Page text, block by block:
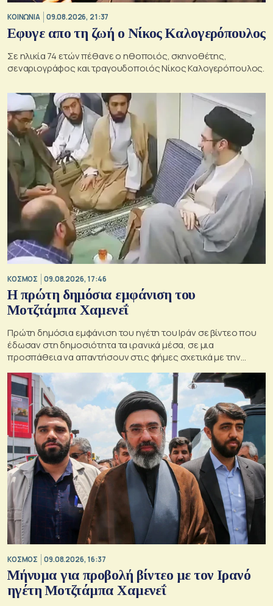
ΚΟΙΝΩΝΙΑ 09.08.2026, 21:37
Εφυγε απο τη ζωή ο Νίκος Καλογερόπουλος
Σε ηλικία 74 ετών πέθανε ο ηθοποιός, σκηνοθέτης,
σεναριογράφος και τραγουδοποιός Νίκος Καλογερόπουλος.
ΚΟΣΜΟΣ 09.08.2026, 17:46
Η πρώτη δημόσια εμφάνιση του
Μοτζτάμπα Χαμενεΐ
Πρώτη δημόσια εμφάνιση του ηγέτη του Ιράν σε βίντεο που
έδωσαν στη δημοσιότητα τα ιρανικά μέσα, σε μια
προσπάθεια να απαντήσουν στις φήμες σχετικά με την
κατάσταση της υγείας του
ΚΟΣΜΟΣ 09.08.2026, 16:37
Μήνυμα για προβολή βίντεο με τον Ιρανό
ηγέτη Μοτζτάμπα Χαμενεΐ